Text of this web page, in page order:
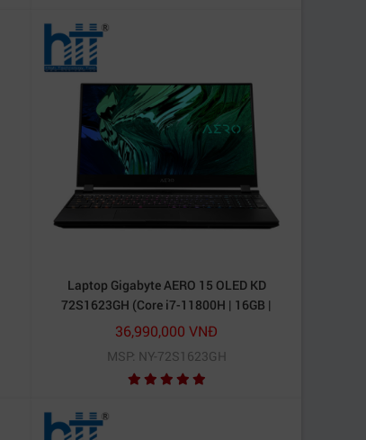
Laptop Gigabyte AERO 15 OLED KD
72S1623GH (Core i7-11800H | 16GB |
512GB SSD | RTX™ 3060 6GB | 15.6 inch
UHD | Win 10 | Đen)
36,990,000 VNĐ
MSP: NY-72S1623GH